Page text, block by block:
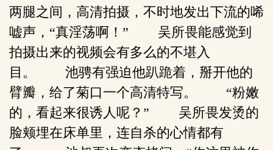
两腿之间，高清拍摄，不时地发出下流的唏
嘘声，“真淫荡啊！” 吴所畏能感觉到
拍摄出来的视频会有多么的不堪入
目。 池骋有强迫他趴跪着，掰开他的
臂瓣，给了菊口一个高清特写。 “粉嫩
的，看起来很诱人呢？” 吴所畏发烫的
脸颊埋在床单里，连自杀的心情都有